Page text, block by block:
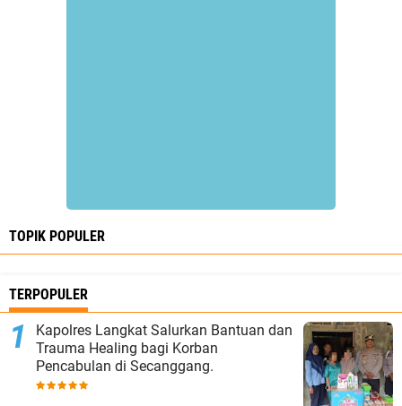
TOPIK POPULER
TERPOPULER
Kapolres Langkat Salurkan Bantuan dan
Trauma Healing bagi Korban
Pencabulan di Secanggang.